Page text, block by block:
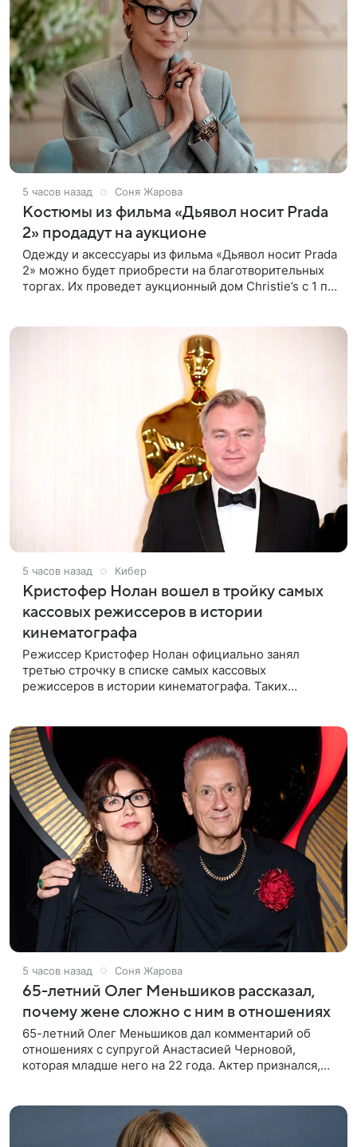
5 часов назад Соня Жарова
Костюмы из фильма «Дьявол носит Prada
2» продадут на аукционе
Одежду и аксессуары из фильма «Дьявол носит Prada
2» можно будет приобрести на благотворительных
торгах. Их проведет аукционный дом Christie’s с 1 по
5 часов назад Кибер
Кристофер Нолан вошел в тройку самых
кассовых режиссеров в истории
кинематографа
Режиссер Кристофер Нолан официально занял
третью строчку в списке самых кассовых
режиссеров в истории кинематографа. Таких
5 часов назад Соня Жарова
65-летний Олег Меньшиков рассказал,
почему жене сложно с ним в отношениях
65-летний Олег Меньшиков дал комментарий об
отношениях с супругой Анастасией Черновой,
которая младше него на 22 года. Актер признался,